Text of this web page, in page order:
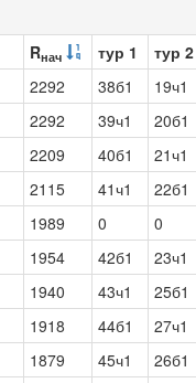
Rнач тур 1 тур 2
2292 38б1 19ч1
2292 39ч1 20б1
2209 40б1 21ч1
2115 41ч1 22б1
1989 0 0
1954 42б1 23ч1
1940 43ч1 25б1
1918 44б1 27ч1
1879 45ч1 26б1